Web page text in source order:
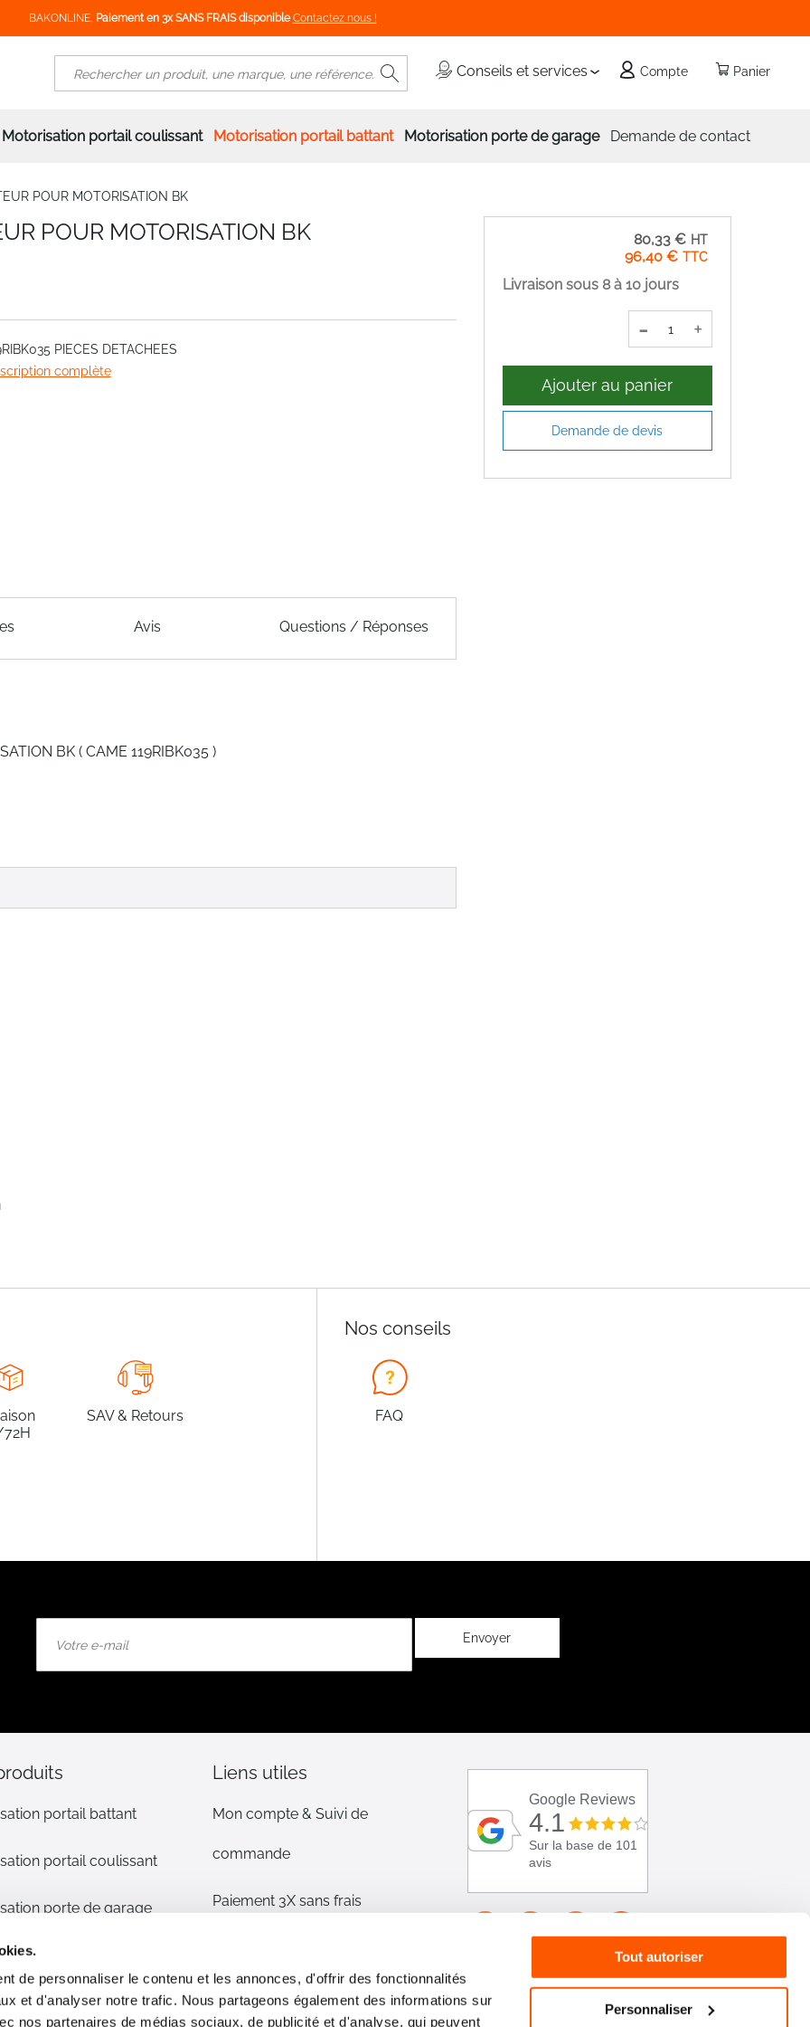
de personnaliser le contenu et les annonces, d'offrir des fonctionnalités
et d'analyser notre trafic. Nous partageons également des informations sur
nos partenaires de médias sociaux, de publicité et d'analyse, qui peuvent
Tout autoriser
Personnaliser
BAKONLINE, Paiement en 3x SANS FRAIS disponible Contactez nous !
Panier
Conseils et services Compte
Rechercher
Motorisation portail coulissant Motorisation portail battant Motorisation porte de garage Demande de contact
POUR MOTORISATION BK
POUR MOTORISATION BK
PIECES DETACHEES
complète
Avis Questions / Réponses
BK ( CAME 119RIBK035 )
96,40 €
80,33 €
Livraison sous 8 à 10 jours
- +
Ajouter au panier
Demande de devis
SAV & Retours
Nos conseils
FAQ
notre
:
Envoyer
portail battant
portail coulissant
porte de garage
volet
détachées
Liens utiles
Mon compte & Suivi de
commande
Paiement 3X sans frais
CGV
Google Reviews
4.1
Sur la base de 101
avis